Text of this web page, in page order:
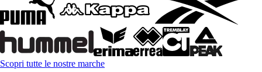
Scopri tutte le nostre marche